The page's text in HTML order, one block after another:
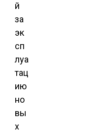
й
за
эк
сп
луа
тац
ию
но
вы
х